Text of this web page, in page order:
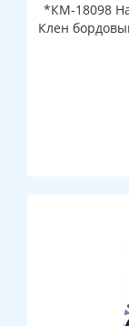
*КМ-18098
Клен